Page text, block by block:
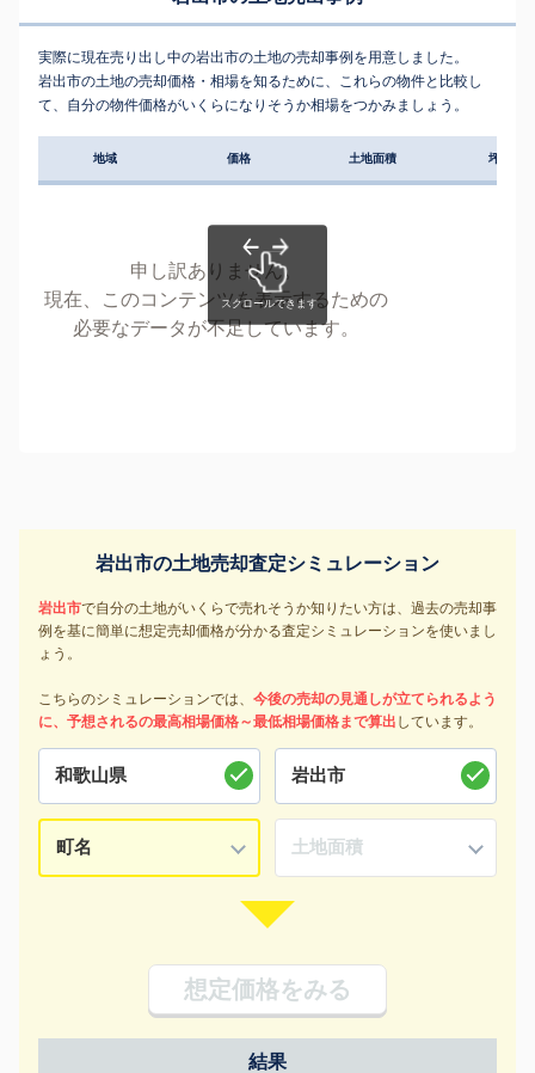
実際に現在売り出し中の岩出市の土地の売却事例を用意しました。
岩出市の土地の売却価格・相場を知るために、これらの物件と比較し
て、自分の物件価格がいくらになりそうか相場をつかみましょう。
地域 価格 土地面積 坪単価
申し訳ありません。
現在、このコンテンツを表示するための
必要なデータが不足しています。
岩出市の土地売却査定シミュレーション
岩出市で自分の土地がいくらで売れそうか知りたい方は、過去の売却事
例を基に簡単に想定売却価格が分かる査定シミュレーションを使いまし
ょう。
こちらのシミュレーションでは、 今後の売却の見通しが立てられるよう
に、予想されるの最高相場価格～最低相場価格まで算出 しています。
想定価格をみる
結果